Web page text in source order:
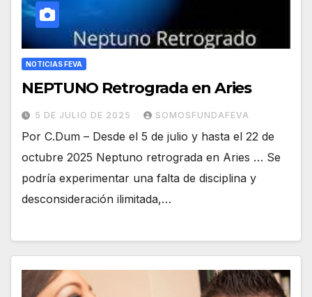
NOTICIAS FEVA
NEPTUNO Retrograda en Aries
5 DE JULIO DE 2025 SOMOSFUNDAFEVA
Por C.Dum – Desde el 5 de julio y hasta el 22 de
octubre 2025 Neptuno retrograda en Aries … Se
podría experimentar una falta de disciplina y
desconsideración ilimitada,…